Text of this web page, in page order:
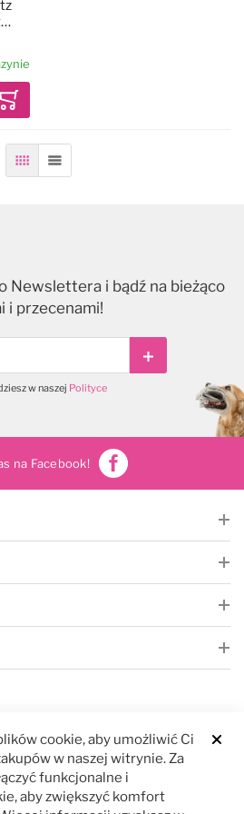
SiatkaLista
Newslettera i bądź na bieżąco
i przecenami!
Subskrybuj
w naszej Polityce
na Facebook!
cookie, aby umożliwić Ci
w naszej witrynie. Za
funkcjonalne i
aby zwiększyć komfort